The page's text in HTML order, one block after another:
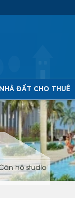
NHÀ ĐẤT CHO THUÊ
hộ studio